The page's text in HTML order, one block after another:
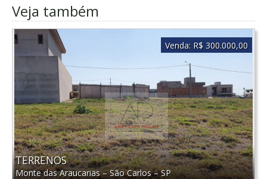
Veja também
TERRENOS
Monte das Araucarias–São Carlos–SP
Venda: R$ 300.000,00